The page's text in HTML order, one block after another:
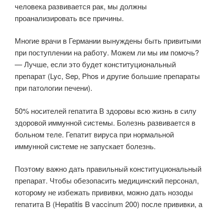
человека развивается рак, мы должны
проанализировать все причины.
Многие врачи в Германии вынуждены быть привитыми
при поступлении на работу. Можем ли мы им помочь?
— Лучше, если это будет конституциональный
препарат (Lyc, Sep, Phos и другие большие препараты
при патологии печени).
50% носителей гепатита В здоровы всю жизнь в силу
здоровой иммунной системы. Болезнь развивается в
больном теле. Гепатит вируса при нормальной
иммунной системе не запускает болезнь.
Поэтому важно дать правильный конституциональный
препарат. Чтобы обезопасить медицинский персонал,
которому не избежать прививки, можно дать нозоды
гепатита В (Hepatitis B vaccinum 200) после прививки, а